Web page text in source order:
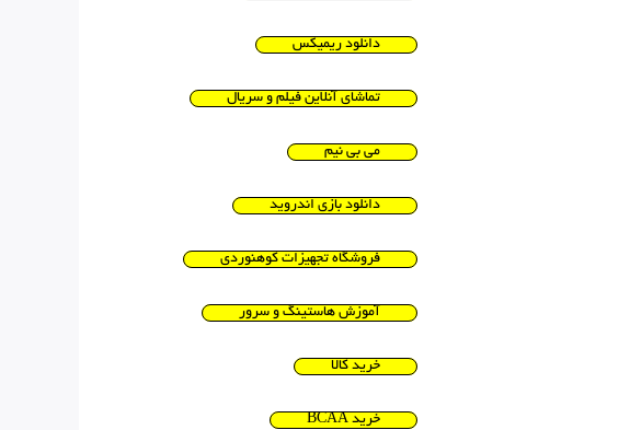
دانلود ریمیکس
تماشای آنلاین فیلم و سریال
می بی نیم
دانلود بازی اندروید
فروشگاه تجهیزات کوهنوردی
آموزش هاستینگ و سرور
خرید کالا
خرید BCAA